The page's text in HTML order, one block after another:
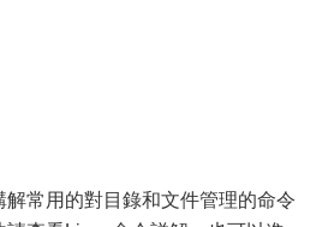
常用的對目錄和文件管理的命令